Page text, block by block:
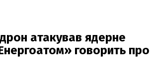
атакував ядерне
говорить про